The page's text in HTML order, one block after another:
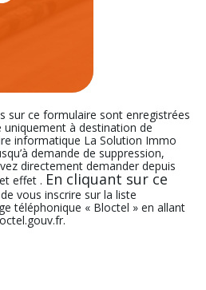
sur ce formulaire sont enregistrées
à destination de
informatique La Solution Immo
demande de suppression,
directement demander depuis
effet . En cliquant sur ce
vous inscrire sur la liste
téléphonique « Bloctel » en allant